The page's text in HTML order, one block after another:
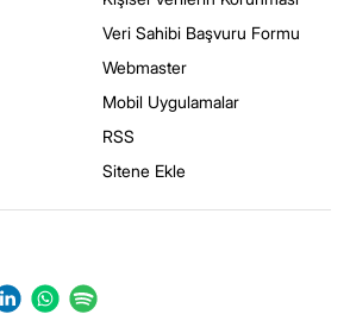
Veri Sahibi Başvuru Formu
Webmaster
Mobil Uygulamalar
RSS
Sitene Ekle